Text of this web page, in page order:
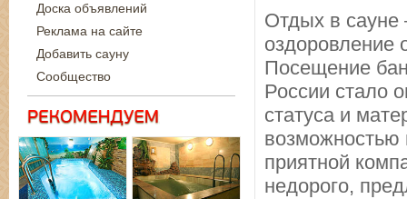
Отдых в сауне
оздоровление
Посещение
России стало
статуса и
возможностью
приятной
недорого,
Доска объявлений
Реклама на сайте
Добавить сауну
Сообщество